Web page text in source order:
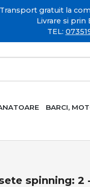
Transport gratuit la
Livrare si prin
TEL:
BARCI,
spinning: 2